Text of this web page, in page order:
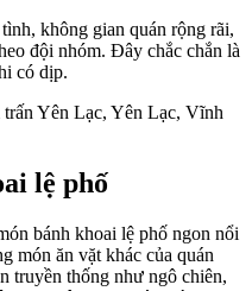
không gian quán rộng rãi,
đội nhóm. Đây chắc chắn là
có dịp.
Yên Lạc, Yên Lạc, Vĩnh
lệ phố
bánh khoai lệ phố ngon nổi
món ăn vặt khác của quán
truyền thống như ngô chiên,